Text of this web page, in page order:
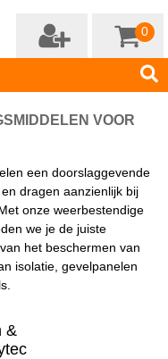
0
VOOR
een doorslaggevende
dragen aanzienlijk bij
onze weerbestendige
we je de juiste
het beschermen van
isolatie, gevelpanelen
&